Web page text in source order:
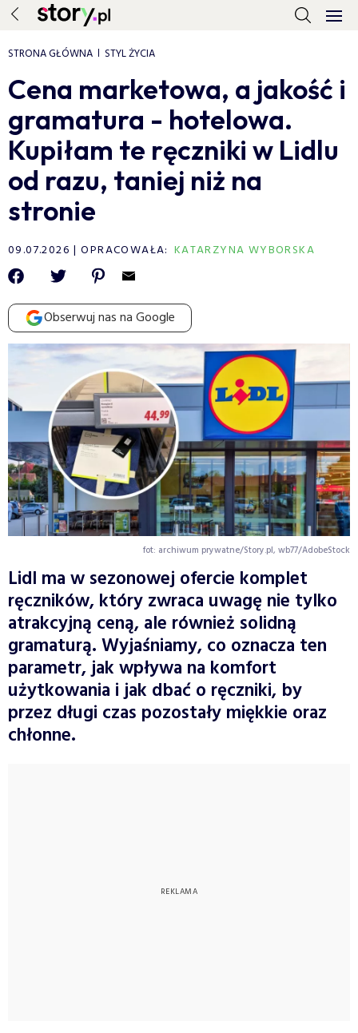
STRONA GŁÓWNA STYL ŻYCIA
Cena marketowa, a jakość i
gramatura - hotelowa.
Kupiłam te ręczniki w Lidlu
od razu, taniej niż na
stronie
09.07.2026 OPRACOWAŁA: KATARZYNA WYBORSKA
Obserwuj nas na Google
fot: archiwum prywatne/Story.pl, wb77/AdobeStock
Lidl ma w sezonowej ofercie komplet
ręczników, który zwraca uwagę nie tylko
atrakcyjną ceną, ale również solidną
gramaturą. Wyjaśniamy, co oznacza ten
parametr, jak wpływa na komfort
użytkowania i jak dbać o ręczniki, by
przez długi czas pozostały miękkie oraz
chłonne.